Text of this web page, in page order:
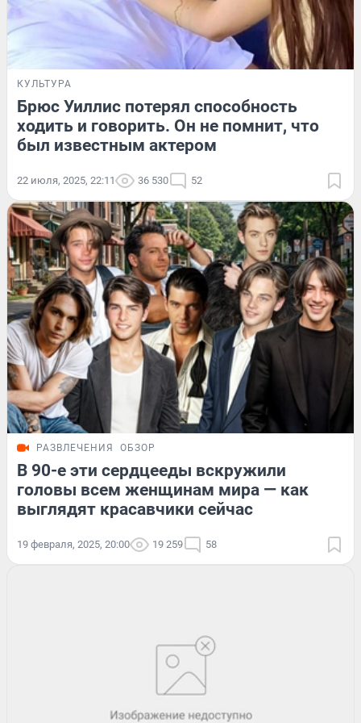
КУЛЬТУРА
Брюс Уиллис потерял способность
ходить и говорить. Он не помнит, что
был известным актером
22 июля, 2025, 22:11 36 530 52
РАЗВЛЕЧЕНИЯ ОБЗОР
В 90-е эти сердцееды вскружили
головы всем женщинам мира — как
выглядят красавчики сейчас
19 февраля, 2025, 20:00 19 259 58